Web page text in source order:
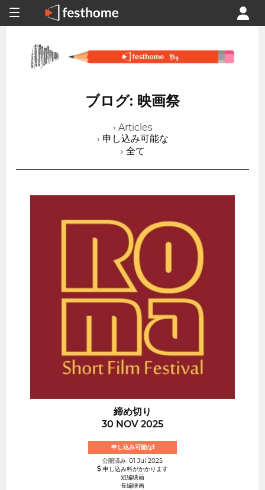
ブログ: 映画祭
› Articles
› 申し込み可能な
› 全て
締め切り
30 NOV 2025
申し込み可能な!
公開済み: 01 Jul 2025
申し込み料がかかります
短編映画
長編映画